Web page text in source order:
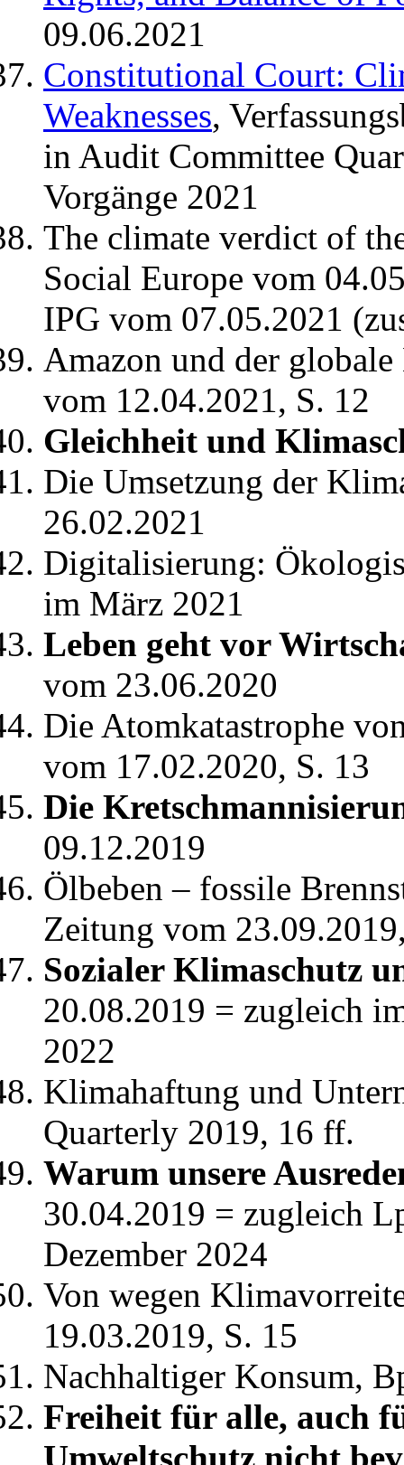
09.06.2021
Constitutional Court:
Weaknesses,
in Audit Committee
Vorgänge 2021
The climate verdict of
Social Europe vom
IPG vom 07.05.2021
Amazon und der
vom 12.04.2021, S. 12
Gleichheit und
Die Umsetzung der
26.02.2021
Digitalisierung:
im März 2021
Leben geht vor
vom 23.06.2020
Die Atomkatastrophe
vom 17.02.2020, S. 13
Die
09.12.2019
Ölbeben – fossile
Zeitung vom
Sozialer Klimaschutz
20.08.2019 = zugleich
2022
Klimahaftung und
Quarterly 2019, 16 ff.
Warum unsere
30.04.2019 = zugleich
Dezember 2024
Von wegen
19.03.2019, S. 15
Nachhaltiger Konsum,
Freiheit für alle, auch
Umweltschutz nicht